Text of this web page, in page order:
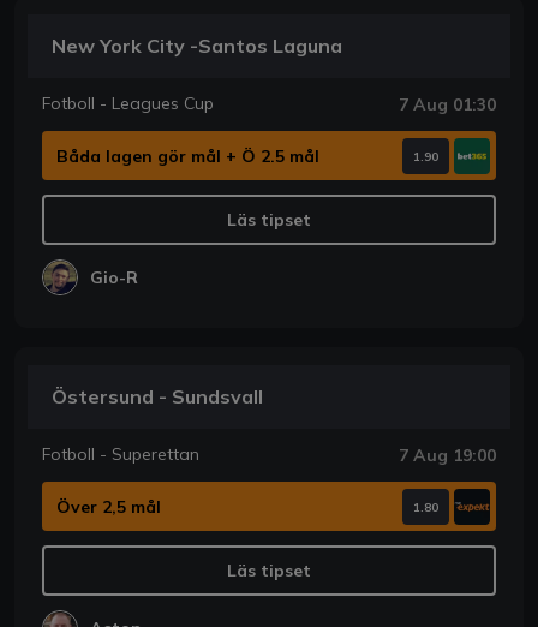
New York City -Santos Laguna
Fotboll - Leagues Cup 7 Aug 01:30
Båda lagen gör mål + Ö 2.5 mål 1.90
Läs tipset
Gio-R
Östersund - Sundsvall
Fotboll - Superettan 7 Aug 19:00
Över 2,5 mål 1.80
Läs tipset